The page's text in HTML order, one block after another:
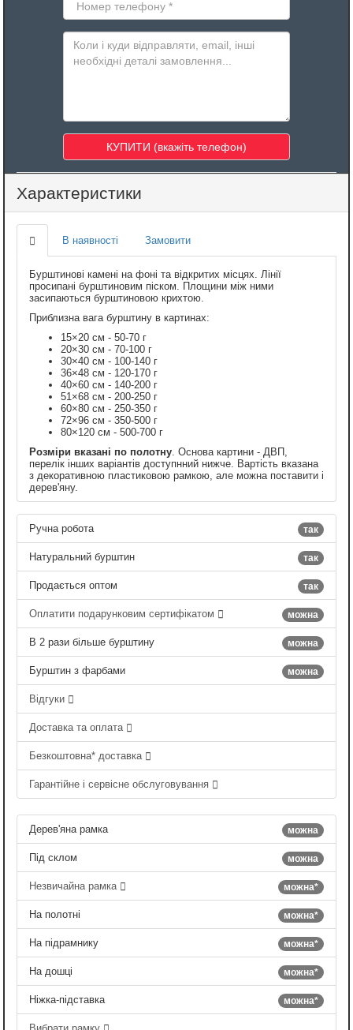
Характеристики
В наявності Замовити
Бурштинові камені на фоні та відкритих місцях. Лінії
просипані бурштиновим піском. Площини між ними
засипаються бурштиновою крихтою.
Приблизна вага бурштину в картинах:
15×20 см - 50-70 г
20×30 см - 70-100 г
30×40 см - 100-140 г
36×48 см - 120-170 г
40×60 см - 140-200 г
51×68 см - 200-250 г
60×80 см - 250-350 г
72×96 см - 350-500 г
80×120 см - 500-700 г
Розміри вказані по полотну . Основа картини - ДВП,
перелік інших варіантів доступнний нижче. Вартість вказана
з декоративною пластиковою рамкою, але можна поставити і
дерев'яну.
так
Ручна робота
так
Натуральний бурштин
так
Продається оптом
можна
Оплатити подарунковим сертифікатом
можна
В 2 рази більше бурштину
можна
Бурштин з фарбами
Відгуки
Доставка та оплата
Безкоштовна* доставка
Гарантійне і сервісне обслуговування
можна
Дерев'яна рамка
можна
Під склом
можна*
Незвичайна рамка
можна*
На полотні
можна*
На підрамнику
можна*
На дошці
можна*
Ніжка-підставка